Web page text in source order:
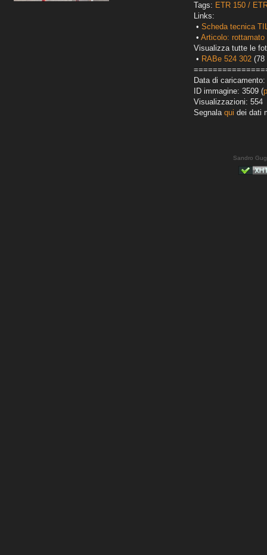
Tags: ETR 150 /
Links:
• Scheda tecnica
• Articolo:
Visualizza tutte le
• RABe 524 302 (78
Data di
ID immagine: 3509 (
Visualizzazioni: 554
Segnala qui dei dati
Sandro